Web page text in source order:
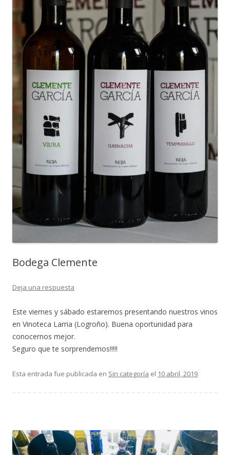
Bodega Clemente
Deja una respuesta
Este viernes y sábado estaremos presentando nuestros vinos
en Vinoteca Larria (Logroño). Buena oportunidad para
conocernos mejor.
Seguro que te sorprendemos!!!!!
Esta entrada fue publicada en Sin categoría el 10 abril, 2019.